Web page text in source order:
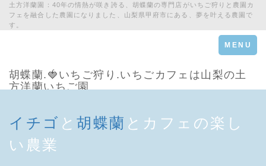
土方洋蘭園：40年の情熱が咲き誇る、胡蝶蘭の専門店がいちご狩りと農園カ
フェを融合した農園になりました、山梨県甲府市にある、夢を叶える農園で
す。
Toggle
navigation
MENU
胡蝶蘭.🍓いちご狩り.いちごカフェは山梨の土
方洋蘭いちご園
イチゴ と 胡蝶蘭 とカフェの楽し
い農業